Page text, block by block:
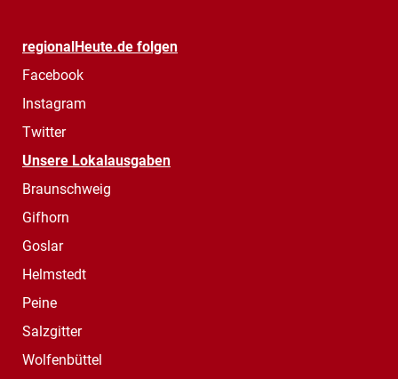
regionalHeute.de folgen
Facebook
Instagram
Twitter
Unsere Lokalausgaben
Braunschweig
Gifhorn
Goslar
Helmstedt
Peine
Salzgitter
Wolfenbüttel